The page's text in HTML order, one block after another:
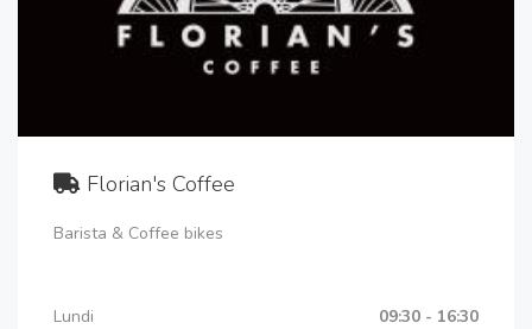
Florian's Coffee
Barista & Coffee bikes
Lundi
09:30 - 16:30